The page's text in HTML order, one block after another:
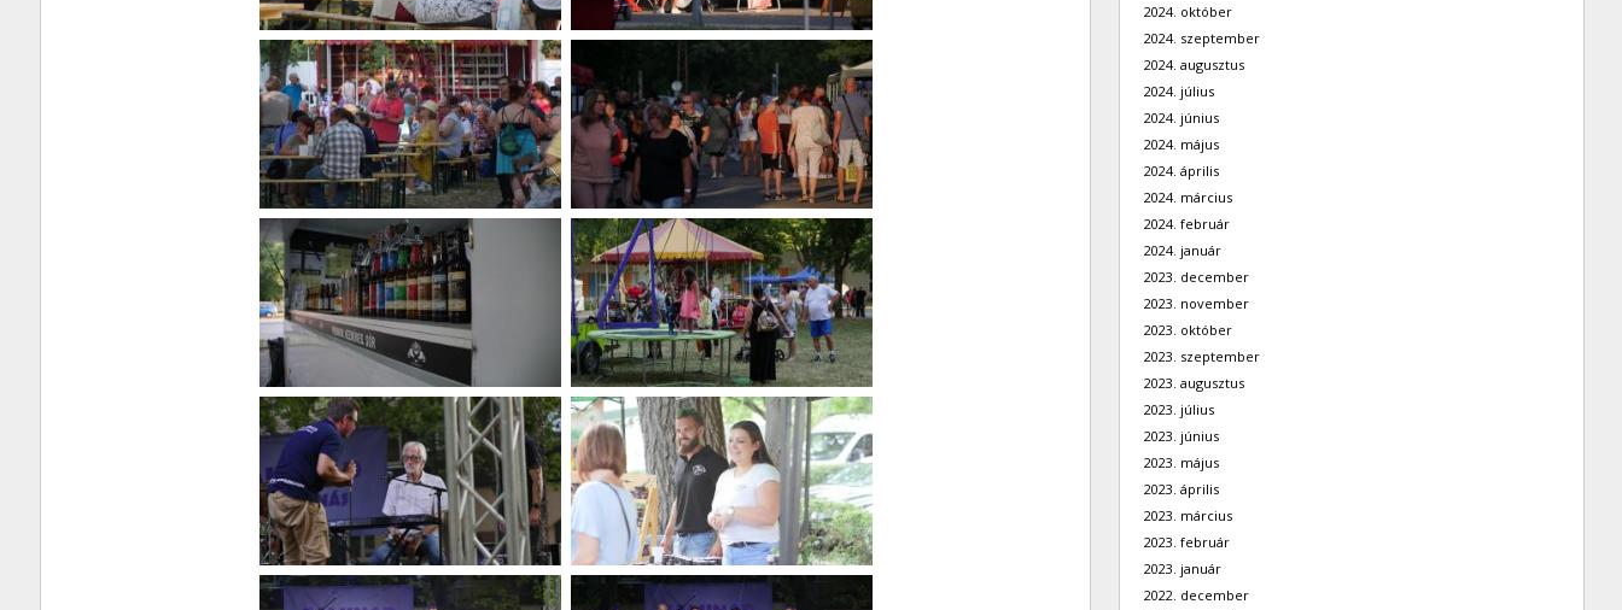
2024. október
2024. szeptember
2024. augusztus
2024. július
2024. június
2024. május
2024. április
2024. március
2024. február
2024. január
2023. december
2023. november
2023. október
2023. szeptember
2023. augusztus
2023. július
2023. június
2023. május
2023. április
2023. március
2023. február
2023. január
2022. december